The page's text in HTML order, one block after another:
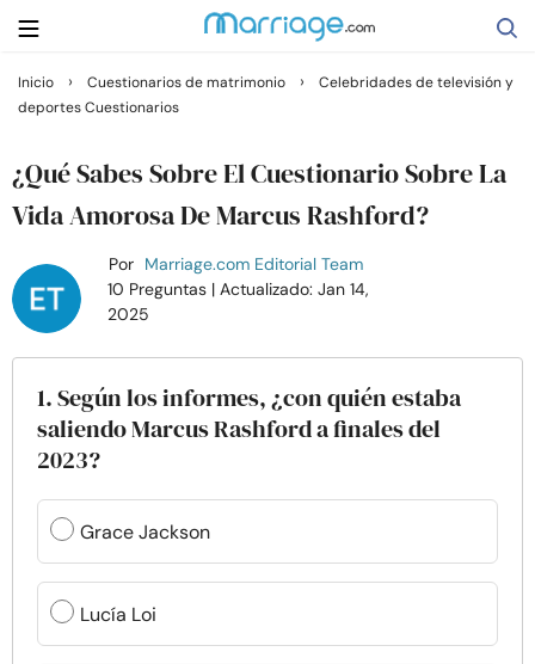
Buscar
Casarse
Relaciones
Familia
Ayuda
Recursos
Comunidad
Inicio › Cuestionarios de matrimonio › Celebridades de televisión y
deportes Cuestionarios
¿Qué Sabes Sobre El Cuestionario Sobre La
Vida Amorosa De Marcus Rashford?
Por Marriage.com Editorial Team
10 Preguntas | Actualizado: Jan 14,
2025
1. Según los informes, ¿con quién estaba
saliendo Marcus Rashford a finales del
2023?
Grace Jackson
Lucía Loi